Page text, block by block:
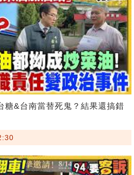
糖&台南當替死鬼？結果還搞錯